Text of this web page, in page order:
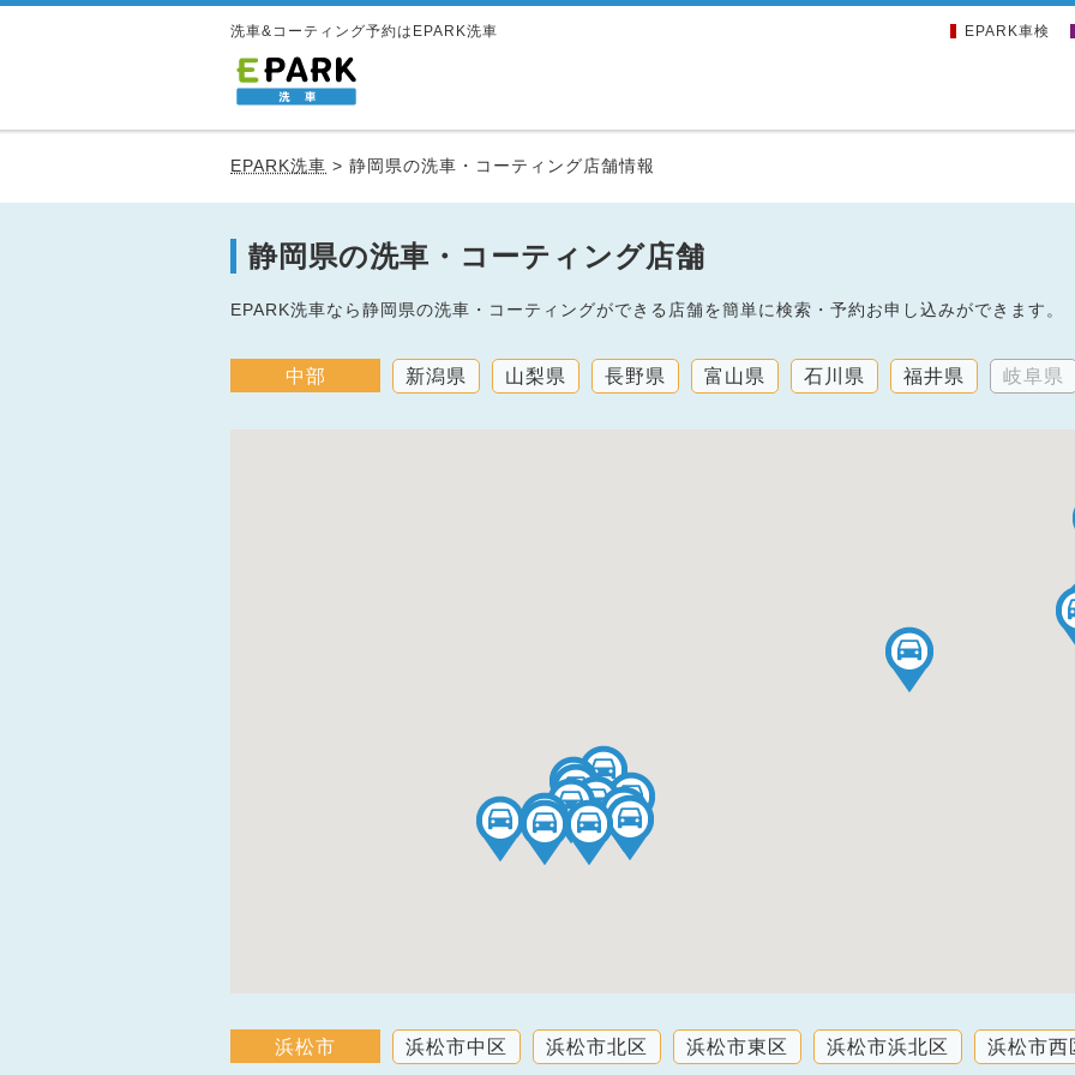
洗車&コーティング予約はEPARK洗車 EPARK車検
EPARK洗車 > 静岡県の洗車・コーティング店舗情報
静岡県の洗車・コーティング店舗
EPARK洗車なら静岡県の洗車・コーティングができる店舗を簡単に検索・予約お申し込みができます。
中部 新潟県 山梨県 長野県 富山県 石川県 福井県 岐阜県
浜松市 浜松市中区 浜松市北区 浜松市東区 浜松市浜北区 浜松市西